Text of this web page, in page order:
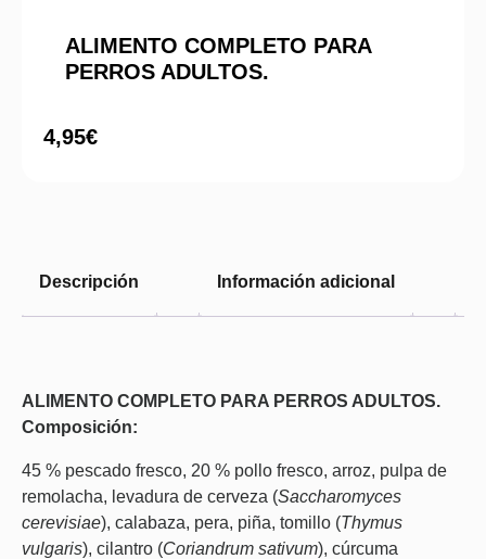
ALIMENTO COMPLETO PARA
PERROS ADULTOS.
4,95€
Descripción Información adicional
ALIMENTO COMPLETO PARA PERROS ADULTOS.
Composición:
45 % pescado fresco, 20 % pollo fresco, arroz, pulpa de
remolacha, levadura de cerveza (Saccharomyces
cerevisiae), calabaza, pera, piña, tomillo (Thymus
vulgaris), cilantro (Coriandrum sativum), cúrcuma